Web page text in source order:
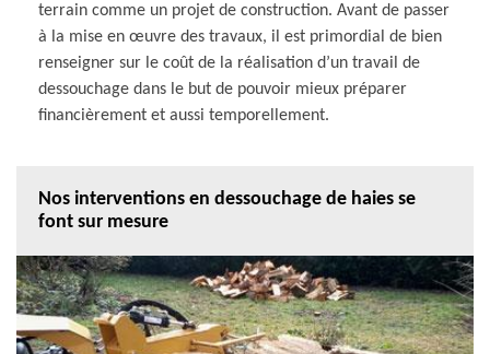
terrain comme un projet de construction. Avant de passer
à la mise en œuvre des travaux, il est primordial de bien
renseigner sur le coût de la réalisation d’un travail de
dessouchage dans le but de pouvoir mieux préparer
financièrement et aussi temporellement.
Nos interventions en dessouchage de haies se
font sur mesure